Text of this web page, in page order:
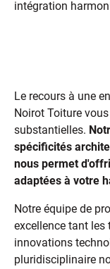
intégration
Le recours à une
Noirot Toiture
substantielles.
spécificités
nous permet
adaptées à votre
Notre équipe de
excellence tant
innovations
pluridisciplinaire